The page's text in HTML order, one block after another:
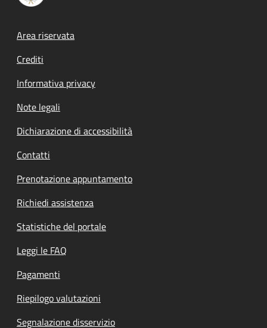
Footer menu
Area riservata
Crediti
Informativa privacy
Note legali
Dichiarazione di accessibilità
Contatti
Prenotazione appuntamento
Richiedi assistenza
Statistiche del portale
Leggi le FAQ
Pagamenti
Riepilogo valutazioni
Segnalazione disservizio